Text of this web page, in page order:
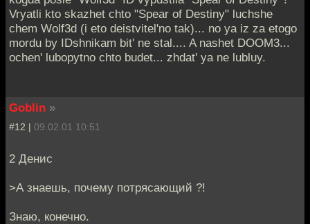
Vryatli kto skazhet chto "Spear of Destiny" luchshe
chem Wolf3d (i eto deistvitel'no tak)... no ya iz za etogo
mordu by IDshnikam bit' ne stal.... A nashet DOOM3...
ochen' lubopytno chto budet... zhdat' ya ne lubluy.
Goblin »
#12 | 09.02.01 10:51
2 Денис
>А знаешь, почему потрясающий ?!
Знаю, конечно.